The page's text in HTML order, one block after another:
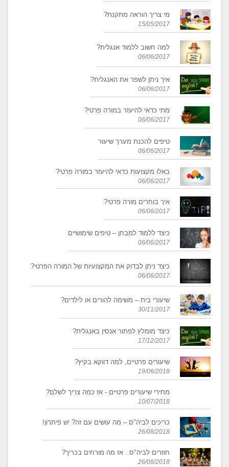
מי צריך הוראה מתקנת?
15/05/2017
למה חשוב ללמוד אנגלית?
06/06/2017
איך ניתן לשפר את האנגלית?
06/06/2017
מתי כדאי להיעזר במורה פרטי?
06/06/2017
טיפים להכנת מערך שיעור
06/06/2017
באלו מקצועות כדאי להיעזר במורה פרטי?
06/06/2017
איך בוחרים מורה פרטי?
06/06/2017
כיצד ללמוד למבחן – טיפים שימושיים
06/06/2017
כיצד ניתן לבדוק את המקצועיות של המורה הפרטי?
06/06/2017
​שיעורי בית – משימה להורים או לילדים?
30/11/2017
כיצד מומלץ לפתור אנסין באנגלית?
17/12/2017
שיעורים פרטיים, למה דווקא בקיץ?
19/06/2018
מחירי שיעורים פרטיים - אז כמה צריך לשלם?
10/07/2018
כריכים לביה"ס – מה עושים עם זה? יש פיתרון!
26/08/2018
חוזרים לביה"ס.. אז מה מורחים בכריך?
26/08/2018